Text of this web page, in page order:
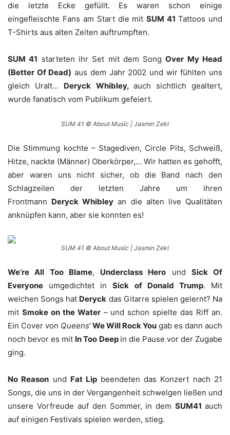
die letzte Ecke gefüllt. Es waren schon einige
eingefleischte Fans am Start die mitSUM 41Tattoos und
T-Shirts aus alten Zeiten auftrumpften.
SUM 41 starteten ihr Set mit dem SongOver My Head
(Better Of Dead) aus dem Jahr 2002 und wir fühlten uns
gleich Uralt… Deryck Whibley, auch sichtlich gealtert,
wurde fanatisch vom Publikum gefeiert.
SUM 41 © About Musïc | Jasmin Zekl
Die Stimmung kochte – Stagediven, Circle Pits, Schweiß,
Hitze, nackte (Männer) Oberkörper,… Wir hatten es gehofft,
aber waren uns nicht sicher, ob die Band nach den
Schlagzeilen der letzten Jahre um ihren
Frontmann DeryckWhibley an die alten live Qualitäten
anknüpfen kann, aber sie konnten es!
SUM 41 © About Musïc | Jasmin Zekl
We’re All Too Blame, Underclass Hero und Sick Of
Everyone umgedichtet inSick of Donald Trump. Mit
welchen Songs hat Deryck das Gitarre spielen gelernt? Na
mit Smoke on the Water– und schon spielte das Riff an.
Ein Cover von Queens‘ We Will Rock You gab es dann auch
noch bevor es mit In Too Deep in die Pause vor der Zugabe
ging.
No Reason und Fat Lip beendeten das Konzert nach 21
Songs, die uns in der Vergangenheit schwelgen ließen und
unsere Vorfreude auf den Sommer, in demSUM41 auch
auf einigen Festivals spielen werden, stieg.